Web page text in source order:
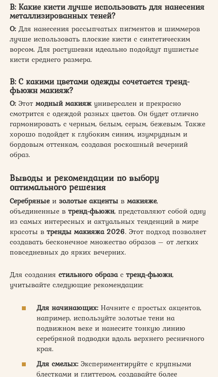
В: Какие кисти лучше использовать для нанесения
металлизированных теней?
О: Для нанесения рассыпчатых пигментов и шиммеров
лучше использовать плоские кисти с синтетическим
ворсом. Для растушевки идеально подойдут пушистые
кисти среднего размера.
В: С какими цветами одежды сочетается тренд-
фьюжн макияж?
О: Этот модный макияжуниверсален и прекрасно
смотрится с одеждой разных цветов. Он будет отлично
гармонировать с черным, белым, серым, бежевым. Также
хорошо подойдет к глубоким синим, изумрудным и
бордовым оттенкам, создавая роскошный вечерний
образ.
Выводы и рекомендации по выбору
оптимального решения
Серебряные и золотые акценты в макияже,
объединенные в тренд-фьюжн, представляют собой одну
из самых интересных и актуальных тенденций в мире
красоты в тренды макияжа 2026. Этот подход позволяет
создавать бесконечное множество образов – от легких
повседневных до ярких вечерних.
Для создания стильного образас тренд-фьюжн,
учитывайте следующие рекомендации:
Для начинающих: Начните с простых акцентов,
например, используйте золотые тени на
подвижном веке и нанесите тонкую линию
серебряной подводки вдоль верхнего ресничного
края.
Для смелых: Экспериментируйте с крупными
блестками и глиттером, создавайте более